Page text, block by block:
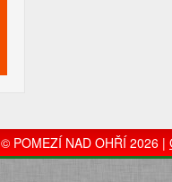
© POMEZÍ NAD OHŘÍ 2026 |